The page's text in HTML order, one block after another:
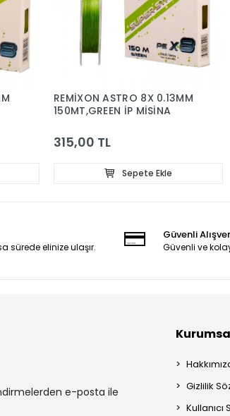
REMİXON ASTRO 8X 0.13MM
150MT,GREEN İP MİSİNA
315,00 TL
Sepete Ekle
sürede elinize ulaşır.
Güvenli
Güvenli ve
e-posta ile
Gizlilik